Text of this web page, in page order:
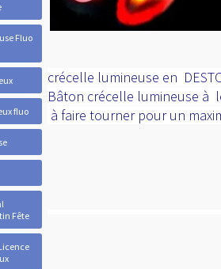
Fluo
fluo
Fête
crécelle lumineuse en
Bâton crécelle lumineuse à
à faire tourner pour un